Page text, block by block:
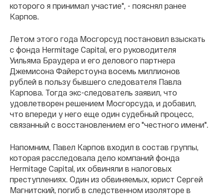
которого я принимал участие", - пояснял ранее
Карпов.
Летом этого года Мосгорсуд постановил взыскать
с фонда Hermitage Capital, его руководителя
Уильяма Браудера и его делового партнера
Джемисона Файерстоуна восемь миллионов
рублей в пользу бывшего следователя Павла
Карпова. Тогда экс-следователь заявил, что
удовлетворен решением Мосгорсуда, и добавил,
что впереди у него еще один судебный процесс,
связанный с восстановлением его "честного имени".
Напомним, Павел Карпов входил в состав группы,
которая расследовала дело компаний фонда
Hermitage Capital, их обвиняли в налоговых
преступлениях. Один из обвиняемых, юрист Сергей
Магнитский, погиб в следственном изоляторе в